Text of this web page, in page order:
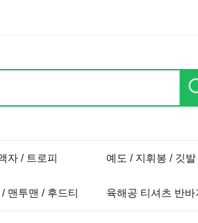
자 / 트로피
맨투맨 / 후드티
예도 / 지휘봉 / 깃발
육해공 티셔츠 반바